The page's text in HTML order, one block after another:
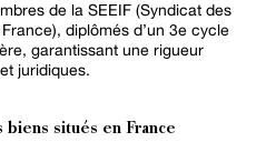
de la SEEIF (Syndicat des
diplômés d’un 3e cycle
garantissant une rigueur
juridiques.
situés en France